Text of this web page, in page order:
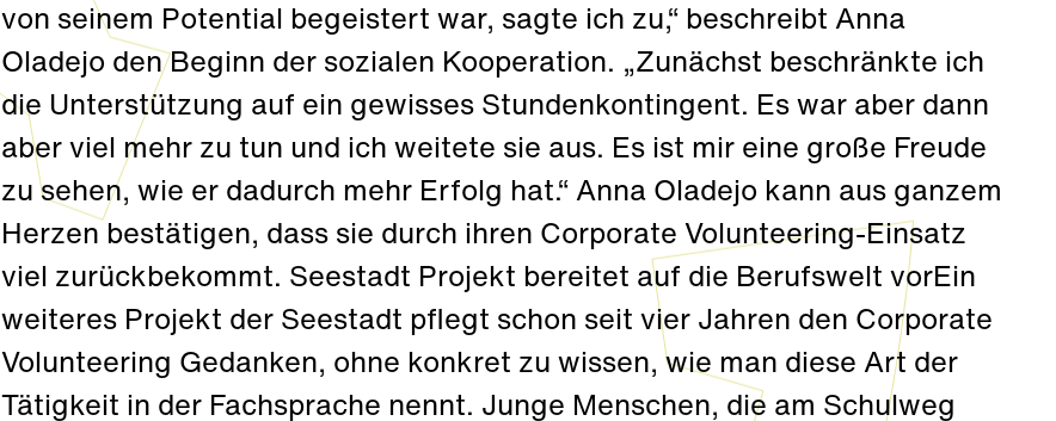
von seinem Potential begeistert war, sagte ich zu,“ beschreibt Anna
Oladejo den Beginn der sozialen Kooperation. „Zunächst beschränkte ich
die Unterstützung auf ein gewisses Stundenkontingent. Es war aber dann
aber viel mehr zu tun und ich weitete sie aus. Es ist mir eine große Freude
zu sehen, wie er dadurch mehr Erfolg hat.“ Anna Oladejo kann aus ganzem
Herzen bestätigen, dass sie durch ihren Corporate Volunteering-Einsatz
viel zurückbekommt. Seestadt Projekt bereitet auf die Berufswelt vorEin
weiteres Projekt der Seestadt pflegt schon seit vier Jahren den Corporate
Volunteering Gedanken, ohne konkret zu wissen, wie man diese Art der
Tätigkeit in der Fachsprache nennt. Junge Menschen, die am Schulweg